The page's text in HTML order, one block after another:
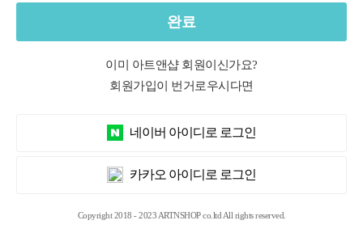
완료
이미 아트앤샵 회원이신가요?
회원가입이 번거로우시다면
네이버 아이디로 로그인
카카오 아이디로 로그인
Copyright 2018 - 2023 ARTNSHOP co.ltd All rights reserved.